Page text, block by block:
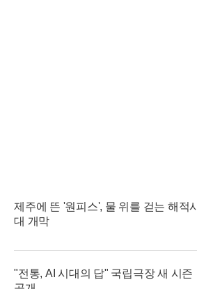
제주에 뜬 '원피스', 물 위를 걷는 해적시
대 개막
"전통, AI 시대의 답" 국립극장 새 시즌